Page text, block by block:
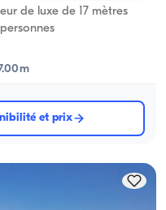
de luxe de 17 mètres
et prix